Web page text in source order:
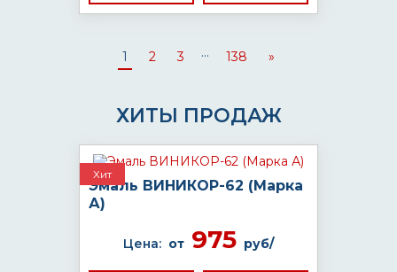
1 2 3 ... 138 »
ХИТЫ ПРОДАЖ
Хит
Эмаль ВИНИКОР-62 (Марка
А)
Цена: от 975 руб/